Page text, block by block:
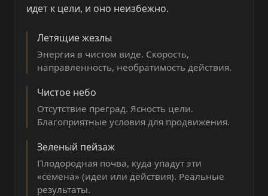
идет к цели, и оно неизбежно.
Летящие жезлы
Энергия в чистом виде. Скорость,
направленность, необратимость действия.
Чистое небо
Отсутствие преград. Ясность цели.
Благоприятные условия для продвижения.
Зеленый пейзаж
Плодородная почва, куда упадут эти
«семена» (идеи или действия). Реальные
результаты.